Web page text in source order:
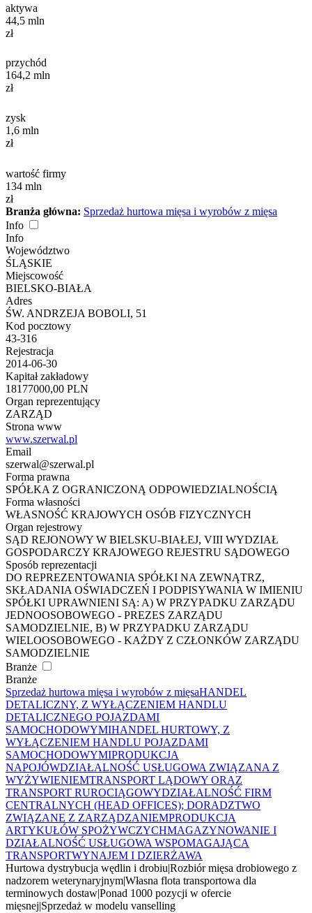
aktywa
44,5 mln
zł
przychód
164,2 mln
zł
zysk
1,6 mln
zł
wartość firmy
134 mln
zł
Branża główna: Sprzedaż hurtowa mięsa i wyrobów z mięsa
Info
Info
Województwo
ŚLĄSKIE
Miejscowość
BIELSKO-BIAŁA
Adres
ŚW. ANDRZEJA BOBOLI, 51
Kod pocztowy
43-316
Rejestracja
2014-06-30
Kapitał zakładowy
18177000,00 PLN
Organ reprezentujący
ZARZĄD
Strona www
www.szerwal.pl
Email
szerwal@szerwal.pl
Forma prawna
SPÓŁKA Z OGRANICZONĄ ODPOWIEDZIALNOŚCIĄ
Forma własności
WŁASNOŚĆ KRAJOWYCH OSÓB FIZYCZNYCH
Organ rejestrowy
SĄD REJONOWY W BIELSKU-BIAŁEJ, VIII WYDZIAŁ
GOSPODARCZY KRAJOWEGO REJESTRU SĄDOWEGO
Sposób reprezentacji
DO REPREZENTOWANIA SPÓŁKI NA ZEWNĄTRZ,
SKŁADANIA OŚWIADCZEŃ I PODPISYWANIA W IMIENIU
SPÓŁKI UPRAWNIENI SĄ: A) W PRZYPADKU ZARZĄDU
JEDNOOSOBOWEGO - PREZES ZARZĄDU
SAMODZIELNIE, B) W PRZYPADKU ZARZĄDU
WIELOOSOBOWEGO - KAŻDY Z CZŁONKÓW ZARZĄDU
SAMODZIELNIE
Branże
Branże
Sprzedaż hurtowa mięsa i wyrobów z mięsaHANDEL
DETALICZNY, Z WYŁĄCZENIEM HANDLU
DETALICZNEGO POJAZDAMI
SAMOCHODOWYMIHANDEL HURTOWY, Z
WYŁĄCZENIEM HANDLU POJAZDAMI
SAMOCHODOWYMIPRODUKCJA
NAPOJÓWDZIAŁALNOŚĆ USŁUGOWA ZWIĄZANA Z
WYŻYWIENIEMTRANSPORT LĄDOWY ORAZ
TRANSPORT RUROCIĄGOWYDZIAŁALNOŚĆ FIRM
CENTRALNYCH (HEAD OFFICES); DORADZTWO
ZWIĄZANE Z ZARZĄDZANIEMPRODUKCJA
ARTYKUŁÓW SPOŻYWCZYCHMAGAZYNOWANIE I
DZIAŁALNOŚĆ USŁUGOWA WSPOMAGAJĄCA
TRANSPORTWYNAJEM I DZIERŻAWA
Hurtowa dystrybucja wędlin i drobiuRozbiór mięsa drobiowego z
nadzorem weterynaryjnymWłasna flota transportowa dla
terminowych dostawPonad 1000 pozycji w ofercie
mięsnej Sprzedaż w modelu vanselling